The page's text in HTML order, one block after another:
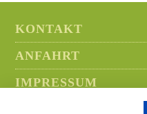
KONTAKT
ANFAHRT
IMPRESSUM